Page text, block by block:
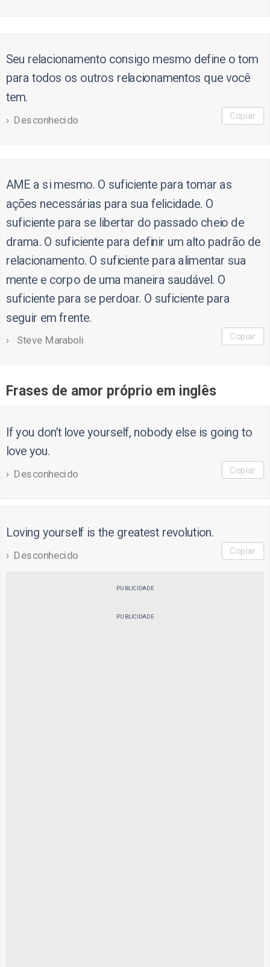
Seu relacionamento consigo mesmo define o tom
para todos os outros relacionamentos que você
tem.
Desconhecido Copiar
AME a si mesmo. O suficiente para tomar as
ações necessárias para sua felicidade. O
suficiente para se libertar do passado cheio de
drama. O suficiente para definir um alto padrão de
relacionamento. O suficiente para alimentar sua
mente e corpo de uma maneira saudável. O
suficiente para se perdoar. O suficiente para
seguir em frente.
Steve Maraboli Copiar
Frases de amor próprio em inglês
If you don’t love yourself, nobody else is going to
love you.
Desconhecido Copiar
Loving yourself is the greatest revolution.
Desconhecido Copiar
PUBLICIDADE
PUBLICIDADE